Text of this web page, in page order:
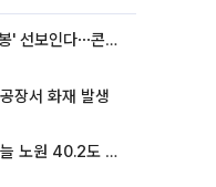
빅뱅, 20주년 기념 '새 뱅봉' 선보인다⋯콘서트 앞두고 팝업 개최
장서 화재 발생
원 40.2도 기록